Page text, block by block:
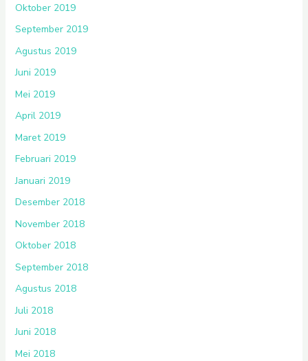
Oktober 2019
September 2019
Agustus 2019
Juni 2019
Mei 2019
April 2019
Maret 2019
Februari 2019
Januari 2019
Desember 2018
November 2018
Oktober 2018
September 2018
Agustus 2018
Juli 2018
Juni 2018
Mei 2018